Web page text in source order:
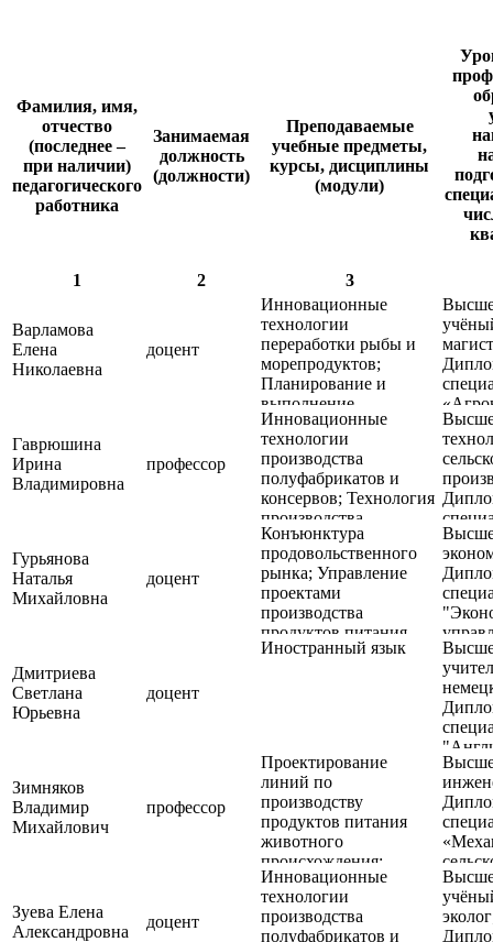
Фамилия, имя,
отчество
(последнее –
при наличии)
педагогического
работника
Занимаемая
должность
(должности)
Преподаваемые
учебные предметы,
курсы, дисциплины
(модули)
1 2 3
Варламова
Елена
Николаевна
доцент
Инновационные
технологии
переработки рыбы и
морепродуктов;
Планирование и
выполнение
экспериментальных
исследований в сфере
производства
продуктов питания
Гаврюшина
Ирина
Владимировна
профессор
Инновационные
технологии
производства
полуфабрикатов и
консервов; Технология
производства
продуктов детского
питания
Гурьянова
Наталья
Михайловна
доцент
Конъюнктура
продовольственного
рынка; Управление
проектами
производства
продуктов питания
животного
Дмитриева
Светлана
Юрьевна
доцент
Иностранный язык
Зимняков
Владимир
Михайлович
профессор
Проектирование
линий по
производству
продуктов питания
животного
происхождения;
Проектно-
технологическая
практика
Зуева Елена
Александровна
доцент
Инновационные
технологии
производства
полуфабрикатов и